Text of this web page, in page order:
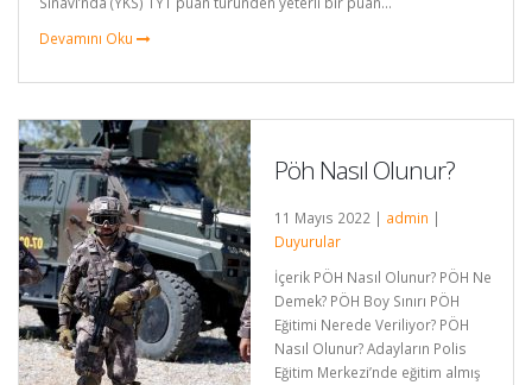
Devamını Oku
Pöh Nasıl Olunur?
11 Mayıs 2022 | admin |
Duyurular
İçerik PÖH Nasıl Olunur? PÖH Ne
Demek? PÖH Boy Sınırı PÖH
Eğitimi Nerede Veriliyor? PÖH
Nasıl Olunur? Adayların Polis
Eğitim Merkezi’nde eğitim almış